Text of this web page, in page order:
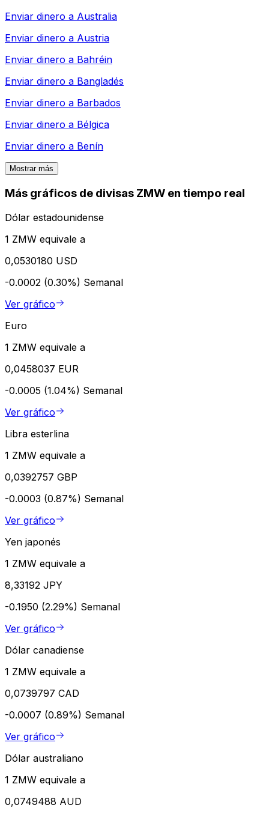
Enviar dinero a Australia
Enviar dinero a Austria
Enviar dinero a Bahréin
Enviar dinero a Bangladés
Enviar dinero a Barbados
Enviar dinero a Bélgica
Enviar dinero a Benín
Mostrar más
Más gráficos de divisas ZMW en tiempo real
Dólar estadounidense
1 ZMW equivale a
0,0530180 USD
-0.0002 (0.30%) Semanal
Ver gráfico
Euro
1 ZMW equivale a
0,0458037 EUR
-0.0005 (1.04%) Semanal
Ver gráfico
Libra esterlina
1 ZMW equivale a
0,0392757 GBP
-0.0003 (0.87%) Semanal
Ver gráfico
Yen japonés
1 ZMW equivale a
8,33192 JPY
-0.1950 (2.29%) Semanal
Ver gráfico
Dólar canadiense
1 ZMW equivale a
0,0739797 CAD
-0.0007 (0.89%) Semanal
Ver gráfico
Dólar australiano
1 ZMW equivale a
0,0749488 AUD